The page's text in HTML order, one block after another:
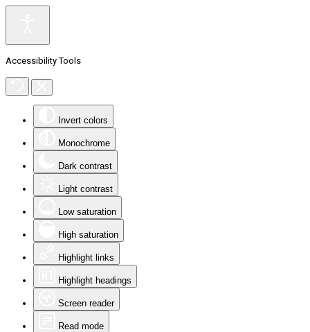
Accessibility Tools
Invert colors
Monochrome
Dark contrast
Light contrast
Low saturation
High saturation
Highlight links
Highlight headings
Screen reader
Read mode